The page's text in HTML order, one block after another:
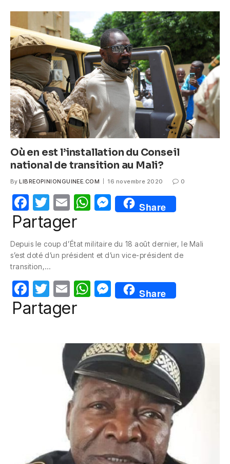
o
o
k
A
p
p
n
g
er
Où en est l’installation du Conseil
national de transition au Mali?
By LIBREOPINIONGUINEE.COM 16 novembre 2020 0
F
a
e
b
o
o
k
T
w
itt
er
E
m
ail
W
s
p
p
M
e
e
g
er
Share
Partager
Depuis le coup d’État militaire du 18 août dernier, le Mali
s’est doté d’un président et d’un vice-président de
transition,…
F
a
T
w
itt
er
E
m
W
s
A
p
p
M
e
e
n
g
er
Share
Partager